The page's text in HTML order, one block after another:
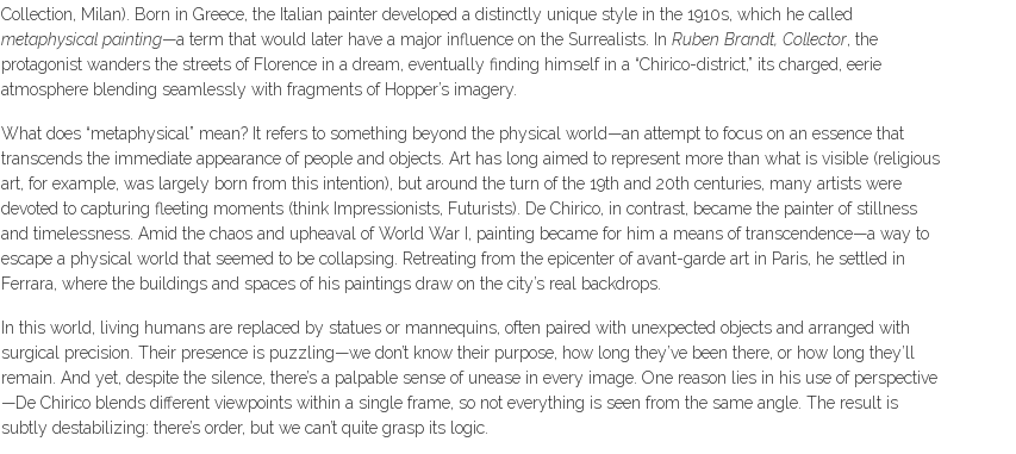
Collection, Milan). Born in Greece, the Italian painter developed a distinctly unique style in the 1910s, which he called
metaphysical painting—a term that would later have a major influence on the Surrealists. In Ruben Brandt, Collector, the
protagonist wanders the streets of Florence in a dream, eventually finding himself in a “Chirico-district,” its charged, eerie
atmosphere blending seamlessly with fragments of Hopper’s imagery.
What does “metaphysical” mean? It refers to something beyond the physical world—an attempt to focus on an essence that
transcends the immediate appearance of people and objects. Art has long aimed to represent more than what is visible (religious
art, for example, was largely born from this intention), but around the turn of the 19th and 20th centuries, many artists were
devoted to capturing fleeting moments (think Impressionists, Futurists). De Chirico, in contrast, became the painter of stillness
and timelessness. Amid the chaos and upheaval of World War I, painting became for him a means of transcendence—a way to
escape a physical world that seemed to be collapsing. Retreating from the epicenter of avant-garde art in Paris, he settled in
Ferrara, where the buildings and spaces of his paintings draw on the city’s real backdrops.
In this world, living humans are replaced by statues or mannequins, often paired with unexpected objects and arranged with
surgical precision. Their presence is puzzling—we don’t know their purpose, how long they’ve been there, or how long they’ll
remain. And yet, despite the silence, there’s a palpable sense of unease in every image. One reason lies in his use of perspective
—De Chirico blends different viewpoints within a single frame, so not everything is seen from the same angle. The result is
subtly destabilizing: there’s order, but we can’t quite grasp its logic.